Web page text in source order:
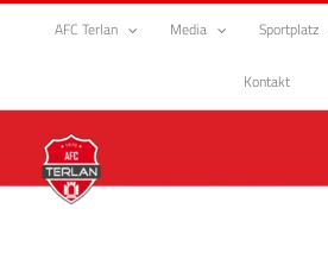
Zum
AFC Terlan Media Sportplatz
Kontakt